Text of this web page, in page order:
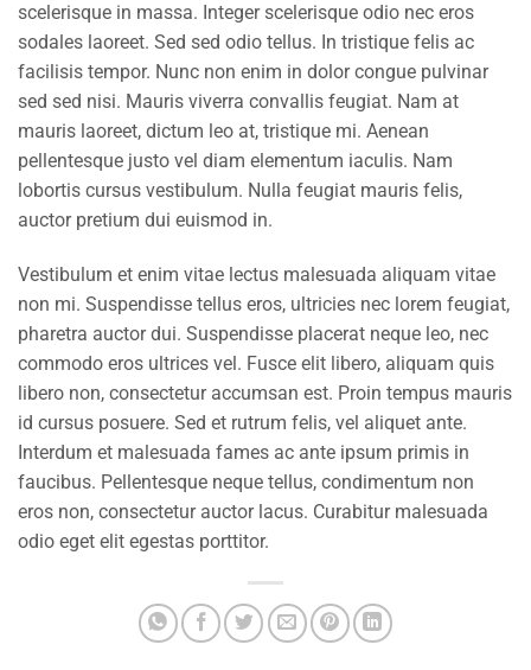
scelerisque in massa. Integer scelerisque odio nec eros
sodales laoreet. Sed sed odio tellus. In tristique felis ac
facilisis tempor. Nunc non enim in dolor congue pulvinar
sed sed nisi. Mauris viverra convallis feugiat. Nam at
mauris laoreet, dictum leo at, tristique mi. Aenean
pellentesque justo vel diam elementum iaculis. Nam
lobortis cursus vestibulum. Nulla feugiat mauris felis,
auctor pretium dui euismod in.
Vestibulum et enim vitae lectus malesuada aliquam vitae
non mi. Suspendisse tellus eros, ultricies nec lorem feugiat,
pharetra auctor dui. Suspendisse placerat neque leo, nec
commodo eros ultrices vel. Fusce elit libero, aliquam quis
libero non, consectetur accumsan est. Proin tempus mauris
id cursus posuere. Sed et rutrum felis, vel aliquet ante.
Interdum et malesuada fames ac ante ipsum primis in
faucibus. Pellentesque neque tellus, condimentum non
eros non, consectetur auctor lacus. Curabitur malesuada
odio eget elit egestas porttitor.